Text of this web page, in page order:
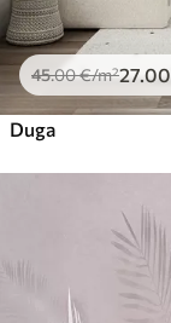
45.00€/m²27.00
Duga